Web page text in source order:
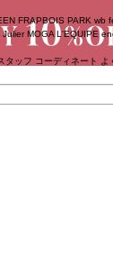
FRAPBOIS PARK wb
Julier MOGA L'EQUIPE
タッフ コーディネート よ